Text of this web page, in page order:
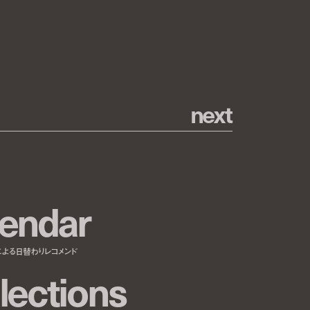
next
ndar
る日替わりレコメンド
ections